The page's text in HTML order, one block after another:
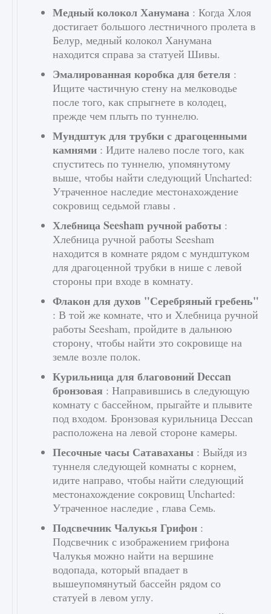
Медный колокол Ханумана : Когда Хлоя
достигает большого лестничного пролета в
Белур, медный колокол Ханумана
находится справа за статуей Шивы.
Эмалированная коробка для бетеля :
Ищите частичную стену на мелководье
после того, как спрыгнете в колодец,
прежде чем плыть по туннелю.
Мундштук для трубки с драгоценными
камнями : Идите налево после того, как
спуститесь по туннелю, упомянутому
выше, чтобы найти следующий Uncharted:
Утраченное наследие местонахождение
сокровищ седьмой главы .
Хлебница Seesham ручной работы :
Хлебница ручной работы Seesham
находится в комнате рядом с мундштуком
для драгоценной трубки в нише с левой
стороны при входе в комнату.
Флакон для духов "Серебряный гребень"
: В той же комнате, что и Хлебница ручной
работы Seesham, пройдите в дальнюю
сторону, чтобы найти это сокровище на
земле возле полок.
Курильница для благовоний Deccan
бронзовая : Направившись в следующую
комнату с бассейном, прыгайте и плывите
под входом. Бронзовая курильница Deccan
расположена на левой стороне камеры.
Песочные часы Сатаваханы : Выйдя из
туннеля следующей комнаты с корнем,
идите направо, чтобы найти следующий
местонахождение сокровищ Uncharted:
Утраченное наследие , глава Семь.
Подсвечник Чалукья Грифон :
Подсвечник с изображением грифона
Чалукья можно найти на вершине
водопада, который впадает в
вышеупомянутый бассейн рядом со
статуей в левом углу.